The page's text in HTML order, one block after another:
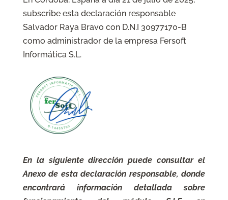
subscribe esta declaración responsable
Salvador Raya Bravo con D.N.I 30977170-B
como administrador de la empresa Fersoft
Informática S.L.
En la siguiente dirección puede consultar el
Anexo de esta declaración responsable, donde
encontrará información detallada sobre